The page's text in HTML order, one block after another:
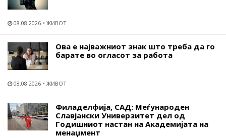
08.08.2026 ЖИВОТ
Ова е најважниот знак што треба да го
барате во огласот за работа
08.08.2026 ЖИВОТ
Филаделфија, САД: Меѓународен
Славјански Универзитет дел од
Годишниот настан на Академијата на
менаџмент